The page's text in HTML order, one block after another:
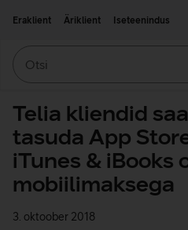
Eraklient
Äriklient Iseteenindus
Telia kliendid
tasuda App
iTunes & iBooks
mobiilimaksega
3. oktoober 2018